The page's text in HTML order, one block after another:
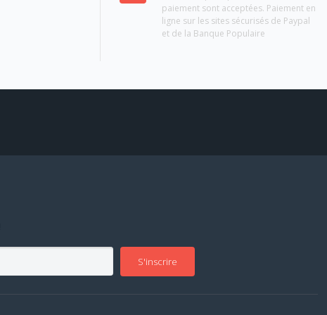
paiement sont acceptées. Paiement en
ligne sur les sites sécurisés de Paypal
et de la Banque Populaire
S'inscrire